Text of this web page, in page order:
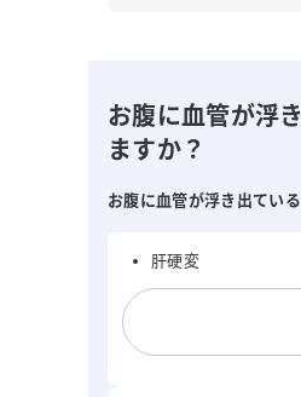
お腹に血管が浮
ますか？
お腹に血管が浮き出ている
肝硬変